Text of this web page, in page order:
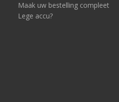
Maak uw bestelling compleet
Lege accu?